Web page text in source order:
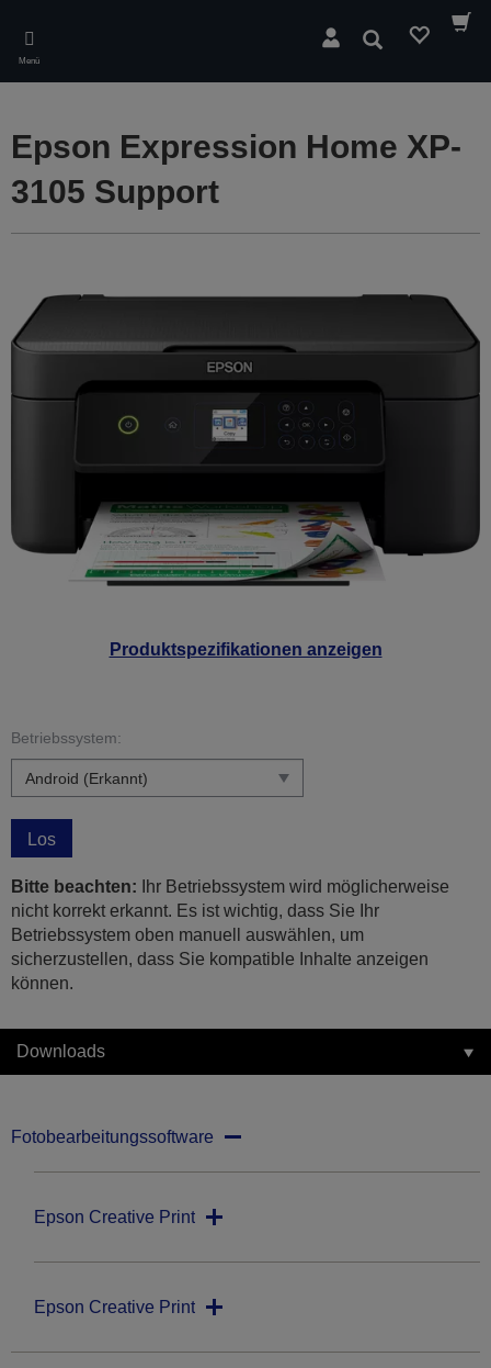
main
content
Menü
Suchen
Produktspezifikationen anzeigen
Epson Expression Home XP-
3105 Support
Betriebssystem:
Los
Bitte beachten: Ihr Betriebssystem wird möglicherweise
nicht korrekt erkannt. Es ist wichtig, dass Sie Ihr
Betriebssystem oben manuell auswählen, um
sicherzustellen, dass Sie kompatible Inhalte anzeigen
können.
Downloads
Fotobearbeitungssoftware
Epson Creative Print
Epson Creative Print